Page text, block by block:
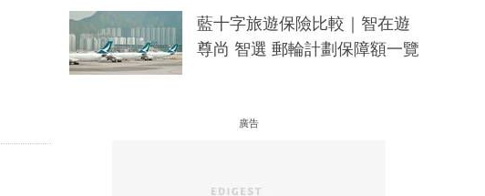
藍十字旅遊保險比較｜智在遊
尊尚 智選 郵輪計劃保障額一覽
廣告